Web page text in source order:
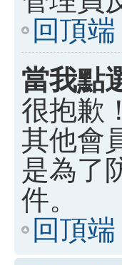
回頂端
當我點
很抱歉
其他會
是為了
件。
回頂端